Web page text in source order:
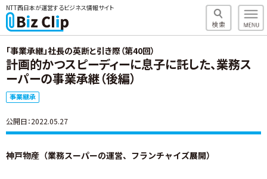
NTT西日本が運営するビジネス情報サイト
「事業承継」社長の英断と引き際（第40回）
計画的かつスピーディーに息子に託した、業務ス
ーパーの事業承継（後編）
事業継承
公開日：2022.05.27
神戸物産（業務スーパーの運営、フランチャイズ展開）